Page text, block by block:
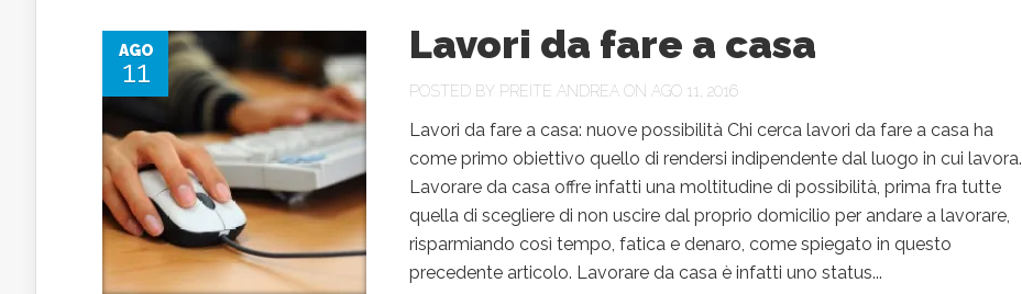
AGO
11
Lavori da fare a casa
POSTED BY PREITE ANDREA ON AGO 11, 2016
Lavori da fare a casa: nuove possibilità Chi cerca lavori da fare a casa ha
come primo obiettivo quello di rendersi indipendente dal luogo in cui lavora.
Lavorare da casa offre infatti una moltitudine di possibilità, prima fra tutte
quella di scegliere di non uscire dal proprio domicilio per andare a lavorare,
risparmiando così tempo, fatica e denaro, come spiegato in questo
precedente articolo. Lavorare da casa è infatti uno status...